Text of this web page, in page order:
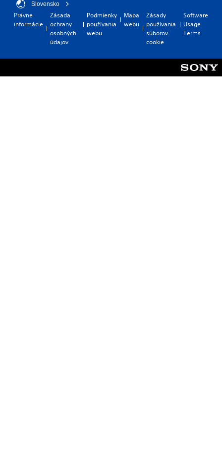
Slovensko
Právne
informácie
Zásada
ochrany
osobných
údajov
Podmienky
používania
webu
Mapa
webu
Zásady
používania
súborov
cookie
Software
Usage
Terms